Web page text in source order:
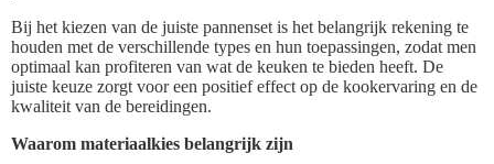
Bij het kiezen van de juiste pannenset is het belangrijk rekening te
houden met de verschillende types en hun toepassingen, zodat men
optimaal kan profiteren van wat de keuken te bieden heeft. De
juiste keuze zorgt voor een positief effect op de kookervaring en de
kwaliteit van de bereidingen.
Waarom materiaalkies belangrijk zijn